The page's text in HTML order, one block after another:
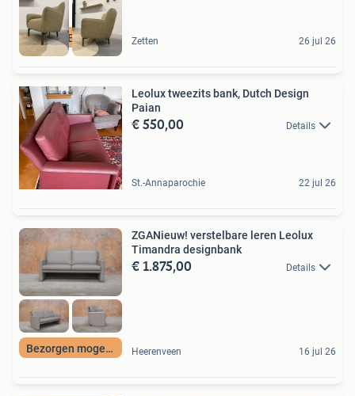
GESLOTEN VAKANTIE Zetten 26 jul 26
Leolux tweezits bank, Dutch Design
Paian
€ 550,00 Details
St.-Annaparochie 22 jul 26
Bezorgen mogelijk
ZGANieuw! verstelbare leren Leolux
Timandra designbank
€ 1.875,00 Details
Heerenveen 16 jul 26